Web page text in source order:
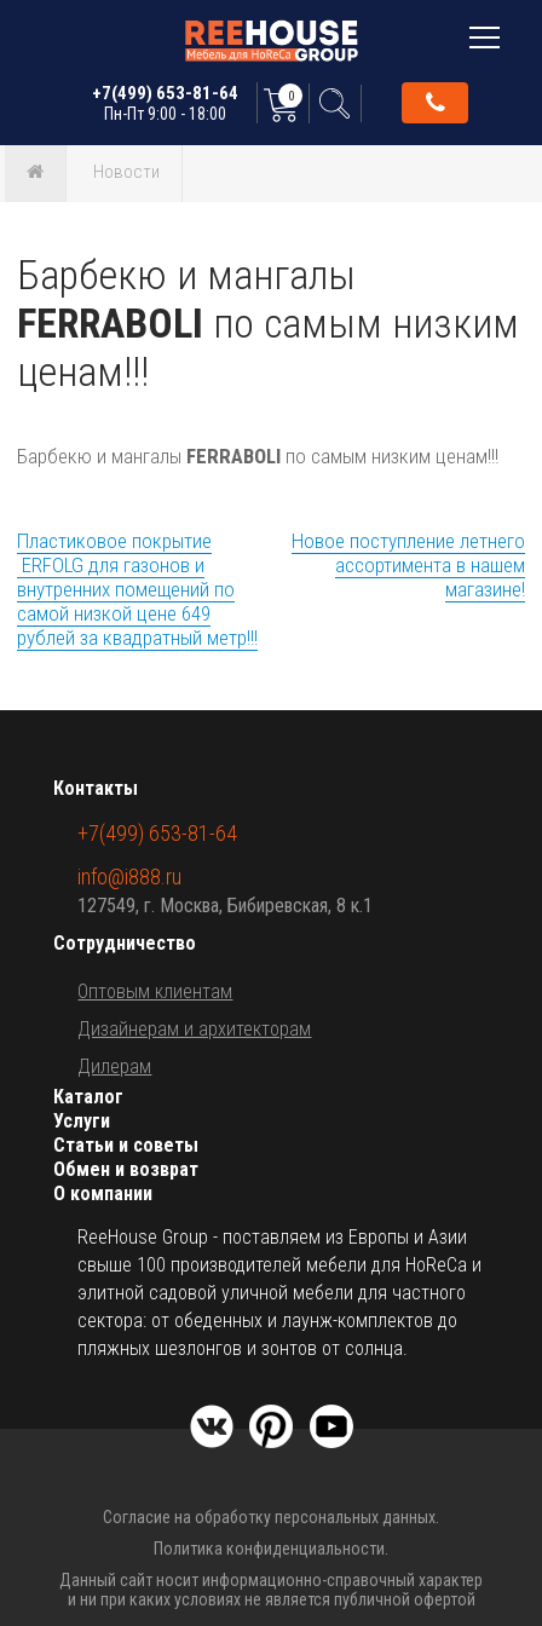
+7(499) 653-81-64
Пн-Пт 9:00 - 18:00
0
Новости
Барбекю и мангалы
FERRABOLI по самым низким
ценам!!!
Барбекю и мангалы FERRABOLI по самым низким ценам!!!
Пластиковое покрытие
ERFOLG для газонов и
внутренних помещений по
самой низкой цене 649
рублей за квадратный метр!!!
Новое поступление летнего
ассортимента в нашем
магазине!
О компании
ReeHouse Group - поставляем из Европы и Азии
свыше 100 производителей мебели для HoReCa и
элитной садовой уличной мебели для частного
сектора: от обеденных и лаунж-комплектов до
пляжных шезлонгов и зонтов от солнца.
Каталог
Услуги
Статьи и советы
Обмен и возврат
Сотрудничество
Оптовым клиентам
Дизайнерам и архитекторам
Дилерам
Контакты
+7(499) 653-81-64
info@i888.ru
127549, г. Москва, Бибиревская, 8 к.1
Согласие на обработку персональных данных.
Политика конфиденциальности.
Данный сайт носит информационно-справочный характер
и ни при каких условиях не является публичной офертой